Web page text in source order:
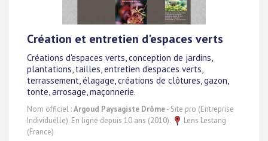
Création et entretien d'espaces verts
Créations d'espaces verts, conception de jardins,
plantations, tailles, entretien d'espaces verts,
terrassement, élagage, créations de clôtures, gazon,
tonte, arrosage, maçonnerie.
Nom officiel :Argoud Paysagiste Drôme- Site pro (Entreprise
Individuelle). En ligne depuis 10 ans (2010).
Lens Lestang
(France)